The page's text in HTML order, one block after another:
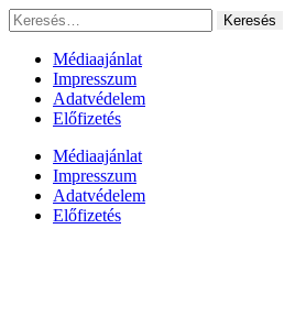
Ugrás
a
tartalomhoz
Keresés:
Médiaajánlat
Impresszum
Adatvédelem
Előfizetés
Médiaajánlat
Impresszum
Adatvédelem
Előfizetés